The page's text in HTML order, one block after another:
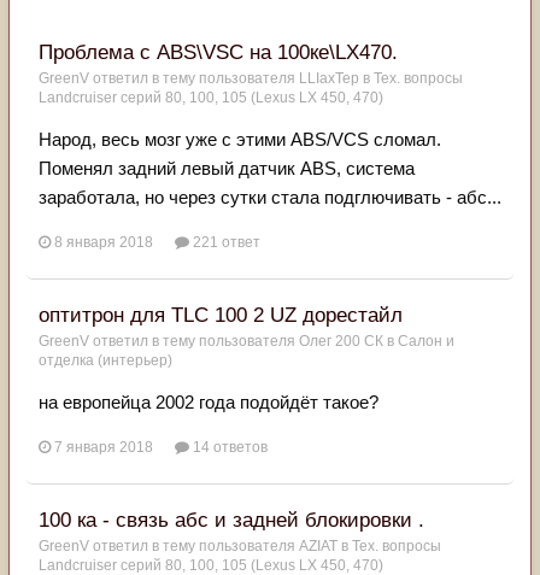
Проблема с ABS\VSC на 100ке\LX470.
GreenV ответил в тему пользователя LLIaxTep в Тех. вопросы
Landcruiser серий 80, 100, 105 (Lexus LX 450, 470)
Народ, весь мозг уже с этими ABS/VCS сломал.
Поменял задний левый датчик ABS, система
заработала, но через сутки стала подглючивать - абс...
8 января 2018 221 ответ
оптитрон для TLC 100 2 UZ дорестайл
GreenV ответил в тему пользователя Олег 200 СК в Салон и
отделка (интерьер)
на европейца 2002 года подойдёт такое?
7 января 2018 14 ответов
100 ка - связь абс и задней блокировки .
GreenV ответил в тему пользователя AZIAT в Тех. вопросы
Landcruiser серий 80, 100, 105 (Lexus LX 450, 470)